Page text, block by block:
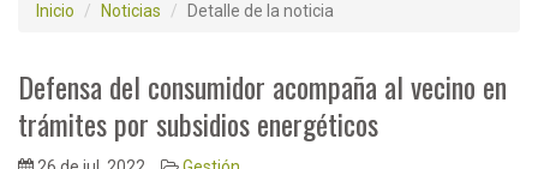
Inicio Noticias Detalle de la noticia
Defensa del consumidor acompaña al vecino en
trámites por subsidios energéticos